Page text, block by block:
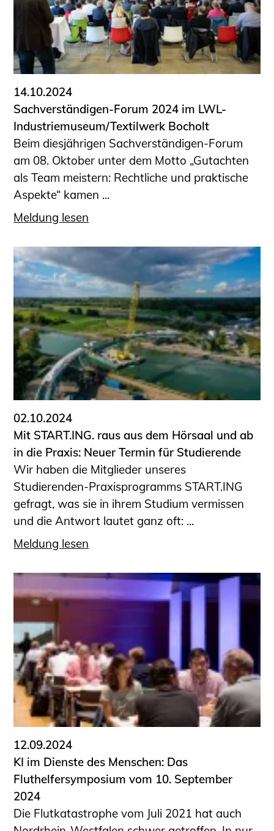
14.10.2024
Sachverständigen-Forum 2024 im LWL-
Industriemuseum/Textilwerk Bocholt
Beim diesjährigen Sachverständigen-Forum
am 08. Oktober unter dem Motto „Gutachten
als Team meistern: Rechtliche und praktische
Aspekte“ kamen ...
Meldung lesen
02.10.2024
Mit START.ING. raus aus dem Hörsaal und ab
in die Praxis: Neuer Termin für Studierende
Wir haben die Mitglieder unseres
Studierenden-Praxisprogramms START.ING
gefragt, was sie in ihrem Studium vermissen
und die Antwort lautet ganz oft: ...
Meldung lesen
12.09.2024
KI im Dienste des Menschen: Das
Fluthelfersymposium vom 10. September
2024
Die Flutkatastrophe vom Juli 2021 hat auch